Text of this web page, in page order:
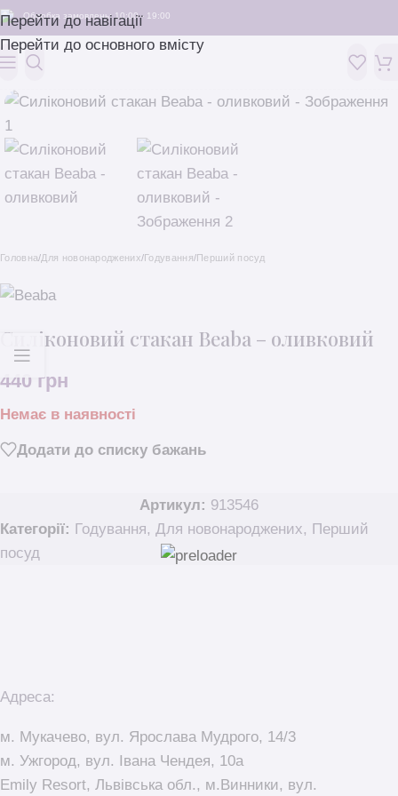
Перейти до навігації
Перейти до основного вмісту
Обробка замовлень: 10:00 - 19:00
Головна/Для новонароджених/Годування/Перший посуд
Силіконовий стакан Beaba – оливковий
440 грн
Немає в наявності
Додати до списку бажань
Артикул: 913546
Категорії: Годування, Для новонароджених, Перший
посуд
Адреса:
м. Мукачево, вул. Ярослава Мудрого, 14/3
м. Ужгород, вул. Івана Чендея, 10а
Emily Resort, Львівська обл., м.Винники, вул.